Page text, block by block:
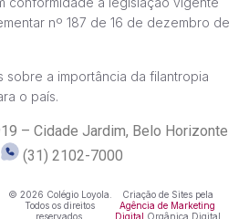
nº 187 de 16 de dezembro de
sobre a importância da filantropia
o país.
– Cidade Jardim, Belo Horizonte
(31) 2102-7000
© 2026 Colégio Loyola.
Todos os direitos
reservados.
Criação de Sites pela
Agência de Marketing
Digital
Orgânica Digital